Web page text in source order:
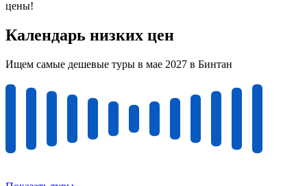
цены!
Календарь низких цен
Ищем самые дешевые туры в мае 2027 в Бинтан